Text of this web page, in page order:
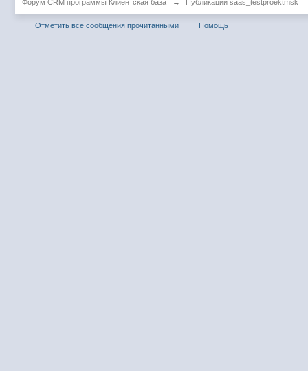
Форум CRM программы Клиентская база → Публикации saas_testproektmsk
Отметить все сообщения прочитанными Помощь